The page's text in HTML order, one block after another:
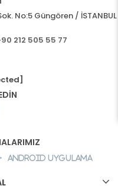
No:5 Güngören / İSTANBUL
212 505 55 77
Android Uygulama